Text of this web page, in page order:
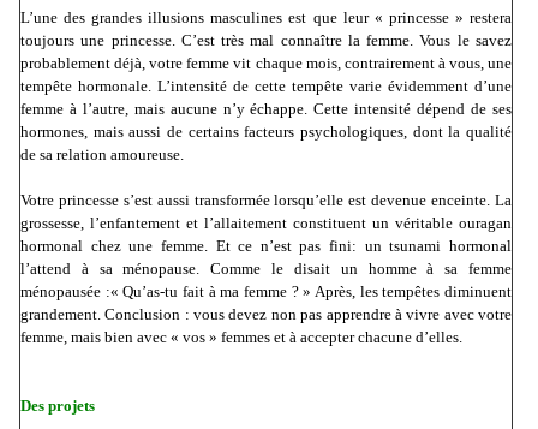
L’une des grandes illusions masculines est que leur « princesse » restera
toujours une princesse. C’est très mal connaître la femme. Vous le savez
probablement déjà, votre femme vit chaque mois, contrairement à vous, une
tempête hormonale. L’intensité de cette tempête varie évidemment d’une
femme à l’autre, mais aucune n’y échappe. Cette intensité dépend de ses
hormones, mais aussi de certains facteurs psychologiques, dont la qualité
de sa relation amoureuse.
Votre princesse s’est aussi transformée lorsqu’elle est devenue enceinte. La
grossesse, l’enfantement et l’allaitement constituent un véritable ouragan
hormonal chez une femme. Et ce n’est pas fini: un tsunami hormonal
l’attend à sa ménopause. Comme le disait un homme à sa femme
ménopausée :« Qu’as-tu fait à ma femme ? » Après, les tempêtes diminuent
grandement. Conclusion : vous devez non pas apprendre à vivre avec votre
femme, mais bien avec « vos » femmes et à accepter chacune d’elles.
Des projets